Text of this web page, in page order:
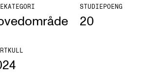
STUDIEPOENG
20